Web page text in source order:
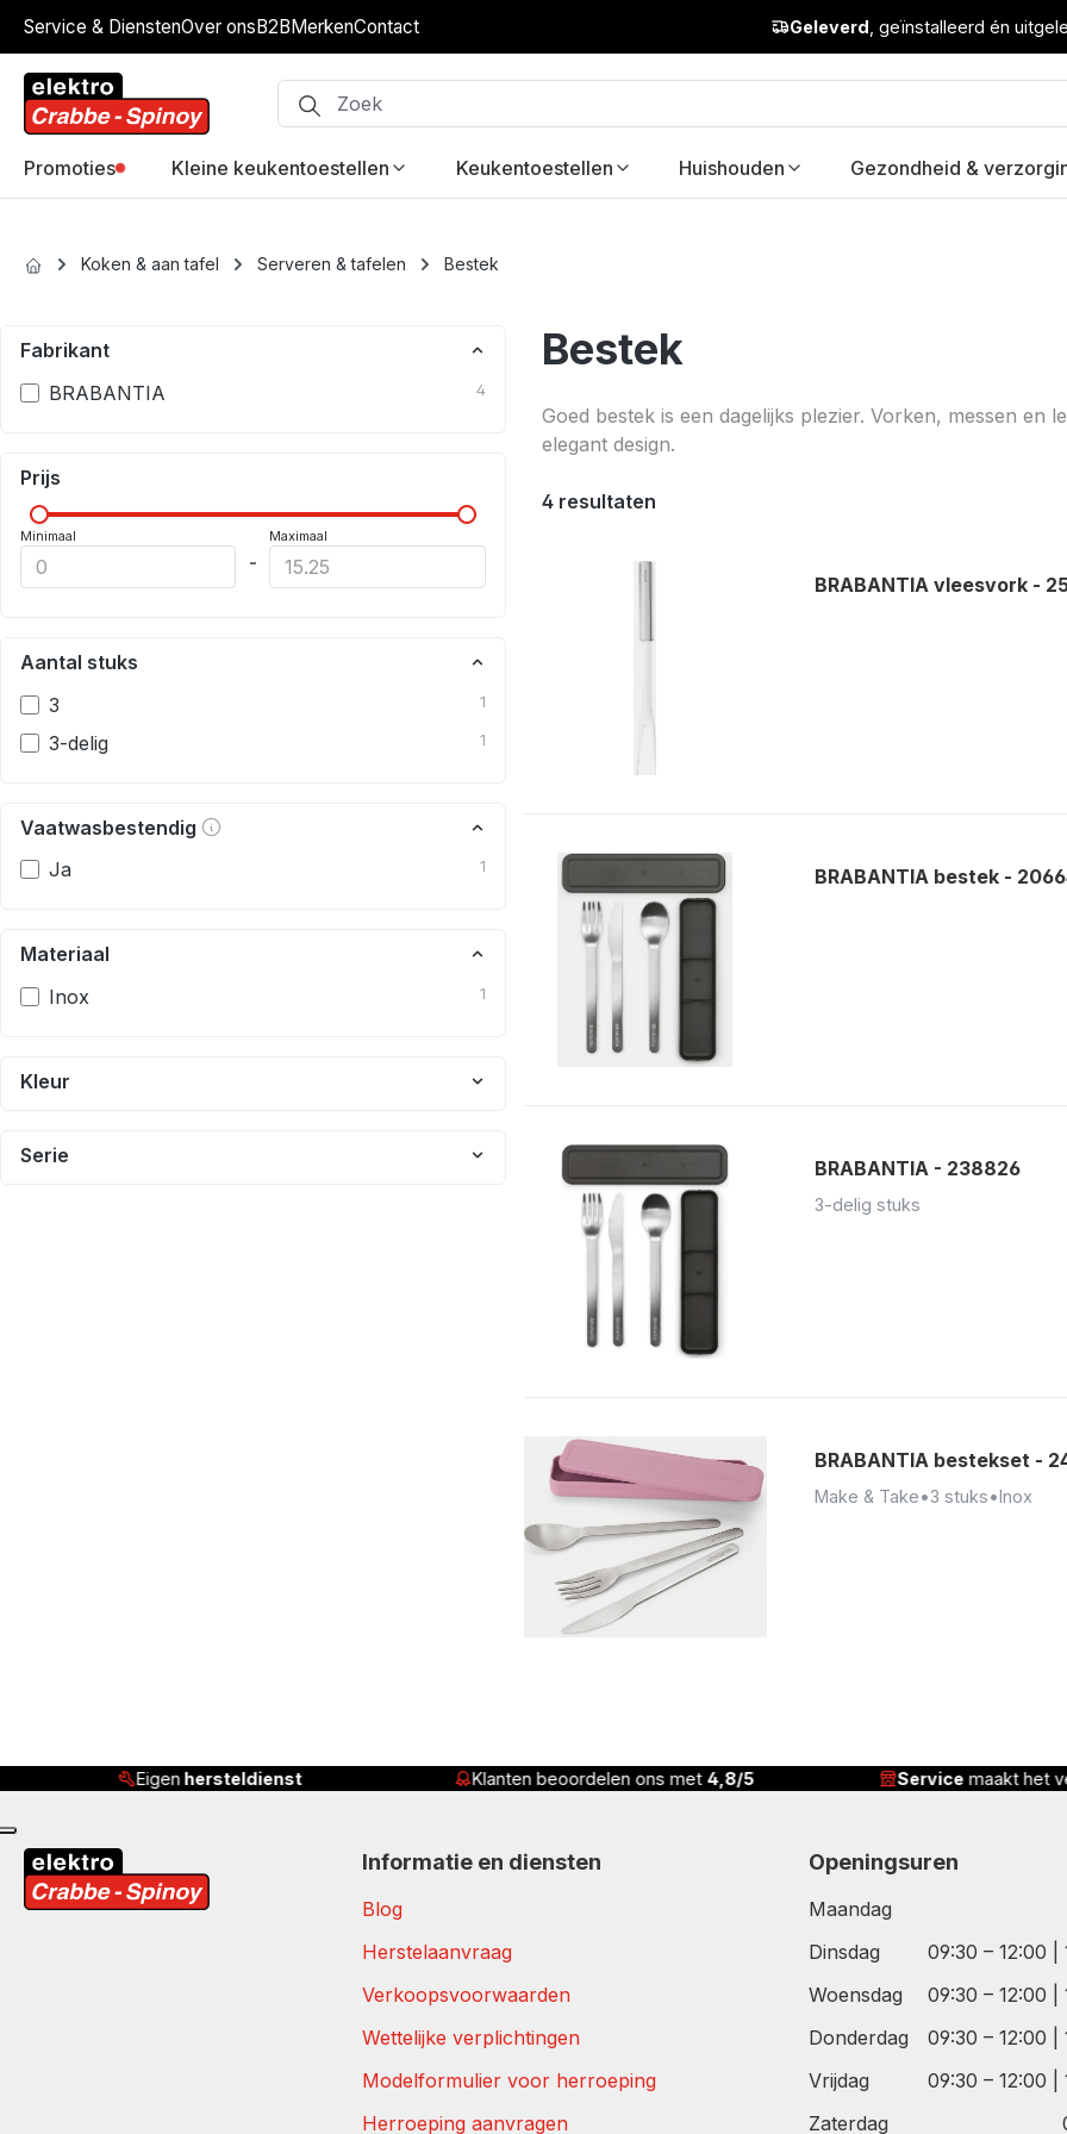
to main content
Skip to search
Skip to main navigation
Service & DienstenOver onsB2BMerkenContact Geleverd , geïnstalleerd én
Promoties Kleine keukentoestellen Keukentoestellen Huishouden Gezondheid &
Koken & aan tafel Serveren & tafelen Bestek
Fabrikant
BRABANTIA
4
Prijs
Minimaal
-
Maximaal
Aantal stuks
3
1
3-delig 1
Vaatwasbestendig
Ja
1
Materiaal
Inox
1
Kleur
Serie
Bestek
Goed bestek is een dagelijks plezier. Vorken, messen
elegant design.
4 resultaten
BRABANTIA vleesvork -
BRABANTIA bestek -
BRABANTIA - 238826
3-delig stuks
BRABANTIA bestekset -
Make & Take•3 stuks•Inox
Eigen hersteldienst Klanten beoordelen ons met 4,8/5 Service maakt het
Informatie en diensten
Blog
Herstelaanvraag
Verkoopsvoorwaarden
Wettelijke verplichtingen
Modelformulier voor herroeping
Herroeping aanvragen
Openingsuren
Maandag
Dinsdag
09:30 – 12:00 |
Woensdag
09:30 – 12:00 |
Donderdag
09:30 – 12:00 |
Vrijdag
09:30 – 12:00 |
Zaterdag